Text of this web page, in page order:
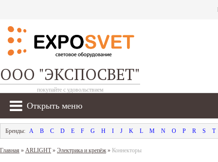
ООО "ЭКСПОСВЕТ"
покупайте с удовольствием
Открыть меню
A B C D E F G H I J K L M N O P R S T
Главная » ARLIGHT» Электрика и крепёж» Коннекторы